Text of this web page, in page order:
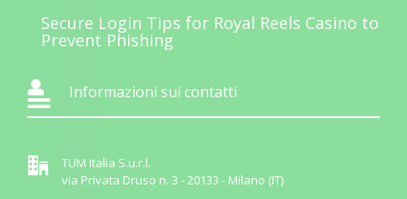
Secure Login Tips for Royal Reels Casino to
Prevent Phishing
Informazioni sui contatti
TUM Italia S.u.r.l.
via Privata Druso n. 3 - 20133 - Milano (IT)